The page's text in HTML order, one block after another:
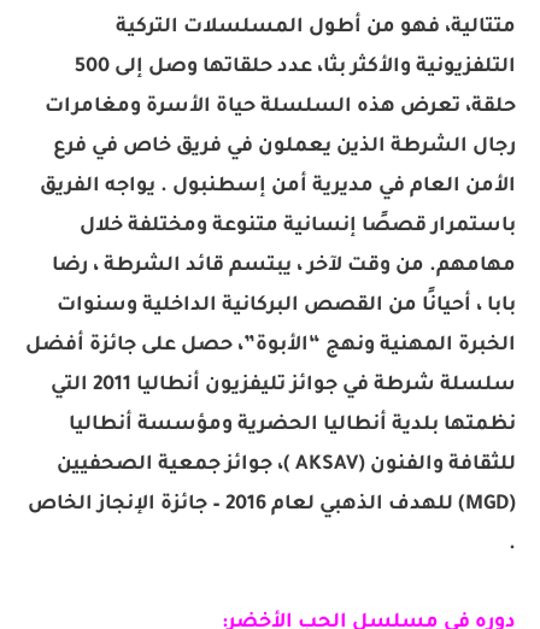
متتالية، فهو من أطول المسلسلات التركية
التلفزيونية والأكثر بثا، عدد حلقاتها وصل إلى 500
حلقة، تعرض هذه السلسلة حياة الأسرة ومغامرات
رجال الشرطة الذين يعملون في فريق خاص في فرع
الأمن العام في مديرية أمن إسطنبول . يواجه الفريق
باستمرار قصصًا إنسانية متنوعة ومختلفة خلال
مهامهم. من وقت لآخر ، يبتسم قائد الشرطة ، رضا
بابا ، أحيانًا من القصص البركانية الداخلية وسنوات
الخبرة المهنية ونهج “الأبوة”، حصل على جائزة أفضل
سلسلة شرطة في جوائز تليفزيون أنطاليا 2011 التي
نظمتها بلدية أنطاليا الحضرية ومؤسسة أنطاليا
للثقافة والفنون (AKSAV )، جوائز جمعية الصحفيين
(MGD) للهدف الذهبي لعام 2016 – جائزة الإنجاز الخاص
.
دوره في مسلسل الحب الأخضر: